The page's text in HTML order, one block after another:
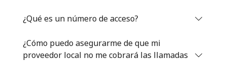
¿Qué es un número de acceso?
¿Cómo puedo asegurarme de que mi
proveedor local no me cobrará las llamadas